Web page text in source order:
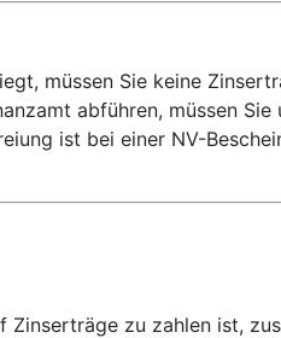
müssen Sie keine
abführen, müssen Sie
ist bei einer NV-
Zinserträge zu zahlen ist,